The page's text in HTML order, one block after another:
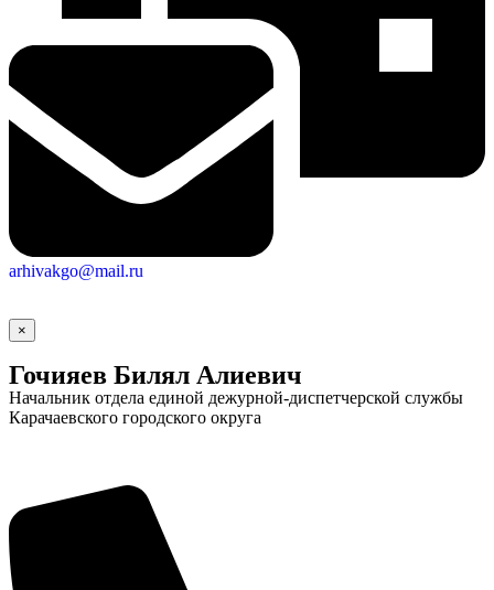
arhivakgo@mail.ru
×
Гочияев Билял Алиевич
Начальник отдела единой дежурной-диспетчерской службы
Карачаевского городского округа